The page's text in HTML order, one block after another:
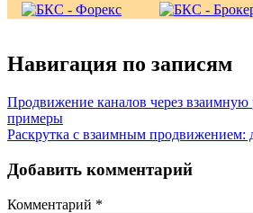
Навигация по записям
Продвижение каналов через
примеры
Раскрутка с взаимным продвижением:
Добавить комментарий
Комментарий *